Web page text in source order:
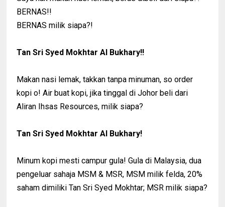
BERNAS!!
BERNAS milik siapa?!
Tan Sri Syed Mokhtar Al Bukhary!!
Makan nasi lemak, takkan tanpa minuman, so order
kopi o! Air buat kopi, jika tinggal di Johor beli dari
Aliran Ihsas Resources, milik siapa?
Tan Sri Syed Mokhtar Al Bukhary!
Minum kopi mesti campur gula! Gula di Malaysia, dua
pengeluar sahaja MSM & MSR, MSM milik felda, 20%
saham dimiliki Tan Sri Syed Mokhtar; MSR milik siapa?